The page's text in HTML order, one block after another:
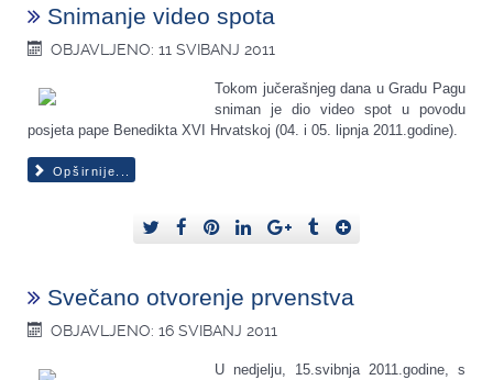
Snimanje video spota
OBJAVLJENO: 11 SVIBANJ 2011
Tokom jučerašnjeg dana u Gradu Pagu
sniman je dio video spot u povodu
posjeta pape Benedikta XVI Hrvatskoj (04. i 05. lipnja 2011.godine).
Opširnije...
Svečano otvorenje prvenstva
OBJAVLJENO: 16 SVIBANJ 2011
U nedjelju, 15.svibnja 2011.godine, s